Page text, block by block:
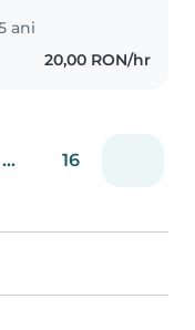
cu
am lucrat
gradinită..
ani
20,00 RON/hr
... 16